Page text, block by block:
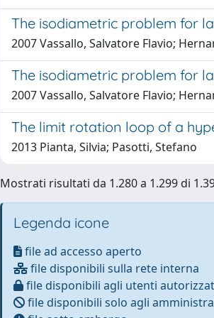
The isodiametric problem for
2007 Vassallo, Salvatore Flavio;
The isodiametric problem for
2007 Vassallo, Salvatore Flavio;
The limit rotation loop of a
2013 Pianta, Silvia; Pasotti, Stefano
Mostrati risultati da 1.280 a 1.299 di
Legenda icone
file ad accesso aperto
file disponibili sulla rete interna
file disponibili agli utenti
file disponibili solo agli